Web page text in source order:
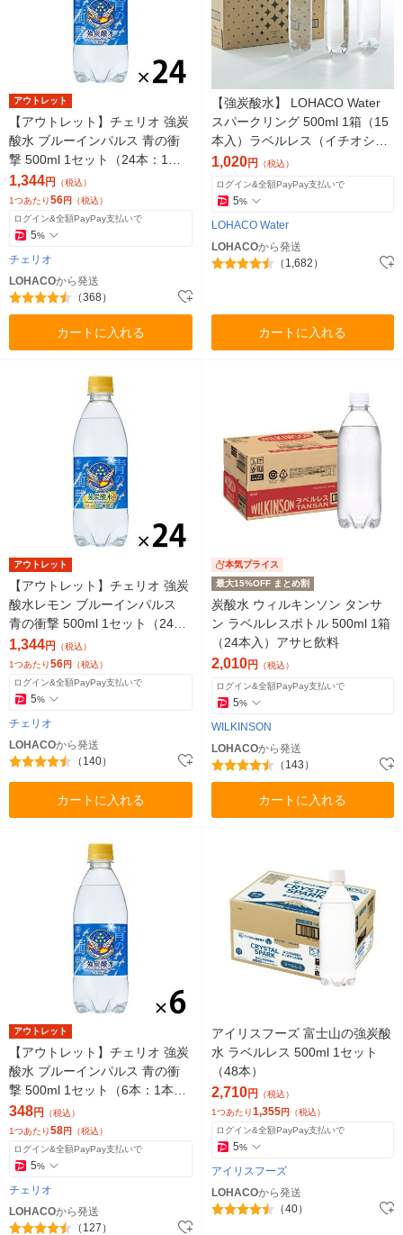
アウトレット
【アウトレット】チェリオ 強炭
酸水 ブルーインパルス 青の衝
撃 500ml 1セット（24本：1本×
24） ソーダ 天然水
1,344円
（税込）
1つあたり56円 （税込）
ログイン&全額PayPay支払いで
5%
チェリオ
LOHACOから発送
（368）
カートに入れる
【強炭酸水】 LOHACO Water
スパークリング 500ml 1箱（15
本入）ラベルレス（イチオシ）
オリジナル
1,020円 （税込）
ログイン&全額PayPay支払いで
5%
LOHACO Water
LOHACOから発送
（1,682）
カートに入れる
アウトレット
【アウトレット】チェリオ 強炭
酸水レモン ブルーインパルス
青の衝撃 500ml 1セット（24
本：1本×24） ソーダ 天然水
1,344円 （税込）
1つあたり56円 （税込）
ログイン&全額PayPay支払いで
5%
チェリオ
LOHACOから発送
（140）
カートに入れる
本気プライス
最大15%OFF まとめ割
炭酸水 ウィルキンソン タンサ
ン ラベルレスボトル 500ml 1箱
（24本入）アサヒ飲料
2,010円 （税込）
ログイン&全額PayPay支払いで
5%
WILKINSON
LOHACOから発送
（143）
カートに入れる
アウトレット
【アウトレット】チェリオ 強炭
酸水 ブルーインパルス 青の衝
撃 500ml 1セット（6本：1本×
6） ソーダ 天然水
348円
（税込）
1つあたり58円 （税込）
ログイン&全額PayPay支払いで
5%
チェリオ
LOHACOから発送
（127）
アイリスフーズ 富士山の強炭酸
水 ラベルレス 500ml 1セット
（48本）
2,710円
（税込）
1つあたり1,355円 （税込）
ログイン&全額PayPay支払いで
5%
アイリスフーズ
LOHACOから発送
（40）